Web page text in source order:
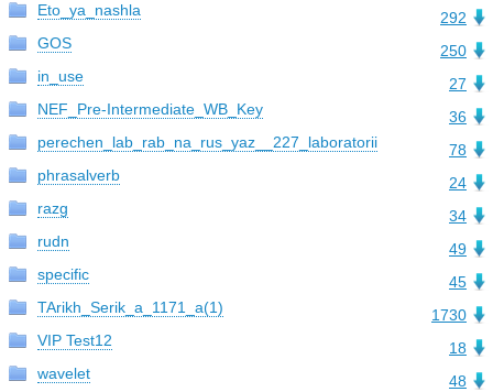
292
Eto_ya_nashla
250
GOS
27
in_use
36
NEF_Pre-Intermediate_WB_Key
78
perechen_lab_rab_na_rus_yaz__227_laboratorii
24
phrasalverb
34
razg
49
rudn
45
specific
1730
TArikh_Serik_a_1171_a(1)
18
VIP Test12
48
wavelet